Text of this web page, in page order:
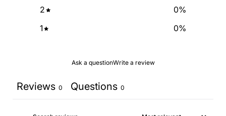
2
0%
1
0%
Ask a questionWrite a review
Reviews 0 Questions 0